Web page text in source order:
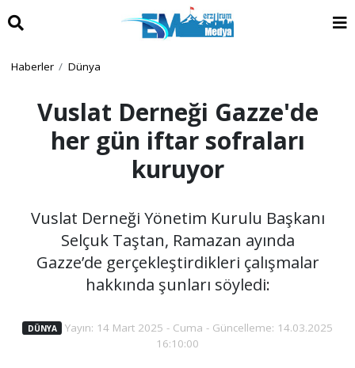
Haberler Dünya
Vuslat Derneği Gazze'de
her gün iftar sofraları
kuruyor
Vuslat Derneği Yönetim Kurulu Başkanı
Selçuk Taştan, Ramazan ayında
Gazze’de gerçekleştirdikleri çalışmalar
hakkında şunları söyledi:
DÜNYA
Yayın: 14 Mart 2025 - Cuma - Güncelleme: 14.03.2025
16:10:00